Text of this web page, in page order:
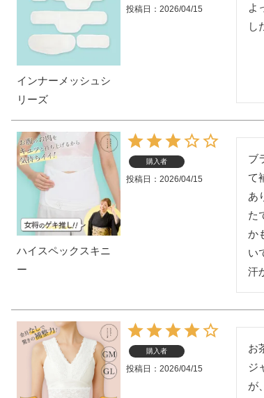
インナーメッシュシ
リーズ
投稿日 2026/04/15
よ
し
ハイスペックスキニ
ー
購入者
投稿日 2026/04/15
ブ
て
あ
た
か
い
汗
購入者
投稿日 2026/04/15
お
ジ
が